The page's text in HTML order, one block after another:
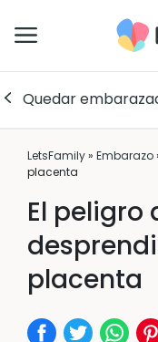
Quedar
LetsFamily» Embarazo
placenta
El peligro
placenta